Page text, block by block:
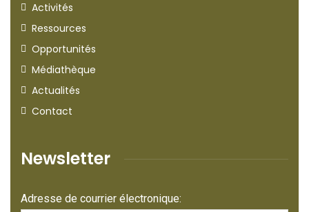
Activités
Ressources
Opportunités
Médiathèque
Actualités
Contact
Newsletter
Adresse de courrier électronique: